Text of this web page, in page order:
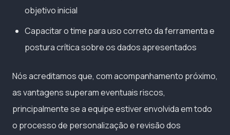
objetivo inicial
Capacitar o time para uso correto da ferramenta e
postura crítica sobre os dados apresentados
Nós acreditamos que, com acompanhamento próximo,
as vantagens superam eventuais riscos,
principalmente se a equipe estiver envolvida em todo
o processo de personalização e revisão dos